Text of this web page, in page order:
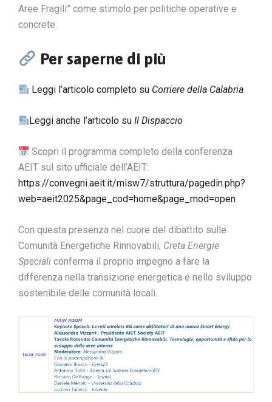
Aree Fragili” come stimolo per politiche operative e
concrete.
Per saperne di più
Leggi l’articolo completo su Corriere della Calabria
Leggi anche l’articolo suIl Dispaccio
Scopri il programma completo della conferenza
AEIT sul sito ufficiale dell’AEIT:
https://convegni.aeit.it/misw7/struttura/pagedin.php?
web=aeit2025&page_cod=home&page_mod=open
Con questa presenza nel cuore del dibattito sulle
Comunità Energetiche Rinnovabili, Creta Energie
Speciali conferma il proprio impegno a fare la
differenza nella transizione energetica e nello sviluppo
sostenibile delle comunità locali.